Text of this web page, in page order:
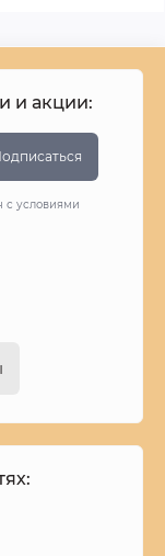
и акции:
с условиями